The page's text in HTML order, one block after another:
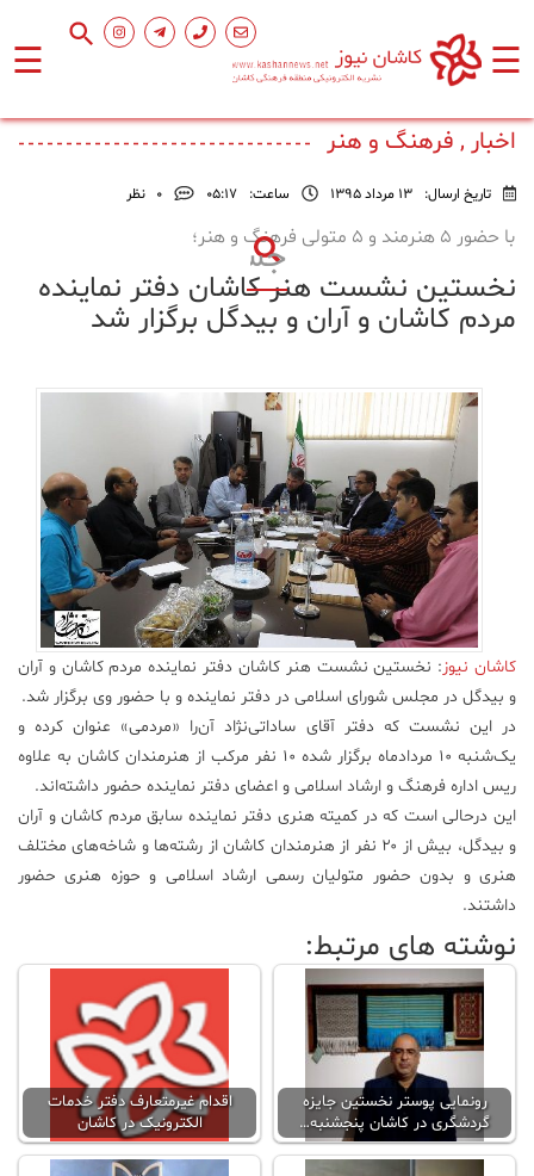
☰ ☰
اصلی
فرهنگ
هنر
ورزشی
محیط
فناوری
عکس
پادکست
فرهنگی
و
هنری
اخبار , فرهنگ و هنر
تاریخ ارسال: 13 مرداد 1395 ساعت: ۰۵:۱۷ 0 نظر
با حضور ۵ هنرمند و ۵ متولی فرهنگ و هنر؛
نخستین نشست هنر کاشان دفتر نماینده
مردم کاشان و آران و بیدگل برگزار شد
کاشان نیوز : نخستین نشست هنر کاشان دفتر نماینده مردم کاشان و آران
و بیدگل در مجلس شورای اسلامی در دفتر نماینده و با حضور وی برگزار شد.
در این نشست که دفتر آقای ساداتی‌نژاد آن‌را «مردمی» عنوان کرده و
یک‌شنبه ۱۰ مردادماه برگزار شده ۱۰ نفر مرکب از هنرمندان کاشان به علاوه
ریس اداره فرهنگ و ارشاد اسلامی و اعضای دفتر نماینده حضور داشته‌اند.
این درحالی است که در کمیته هنری دفتر نماینده سابق مردم کاشان و آران
و بیدگل، بیش از ۲۰ نفر از هنرمندان کاشان از رشته‌ها و شاخه‌های مختلف
هنری و بدون حضور متولیان رسمی ارشاد اسلامی و حوزه هنری حضور
داشتند.
نوشته های مرتبط:
رونمایی پوستر نخستین جایزه
گردشگری در کاشان پنجشنبه…
اقدام غیرمتعارف دفتر خدمات
الکترونیک در کاشان